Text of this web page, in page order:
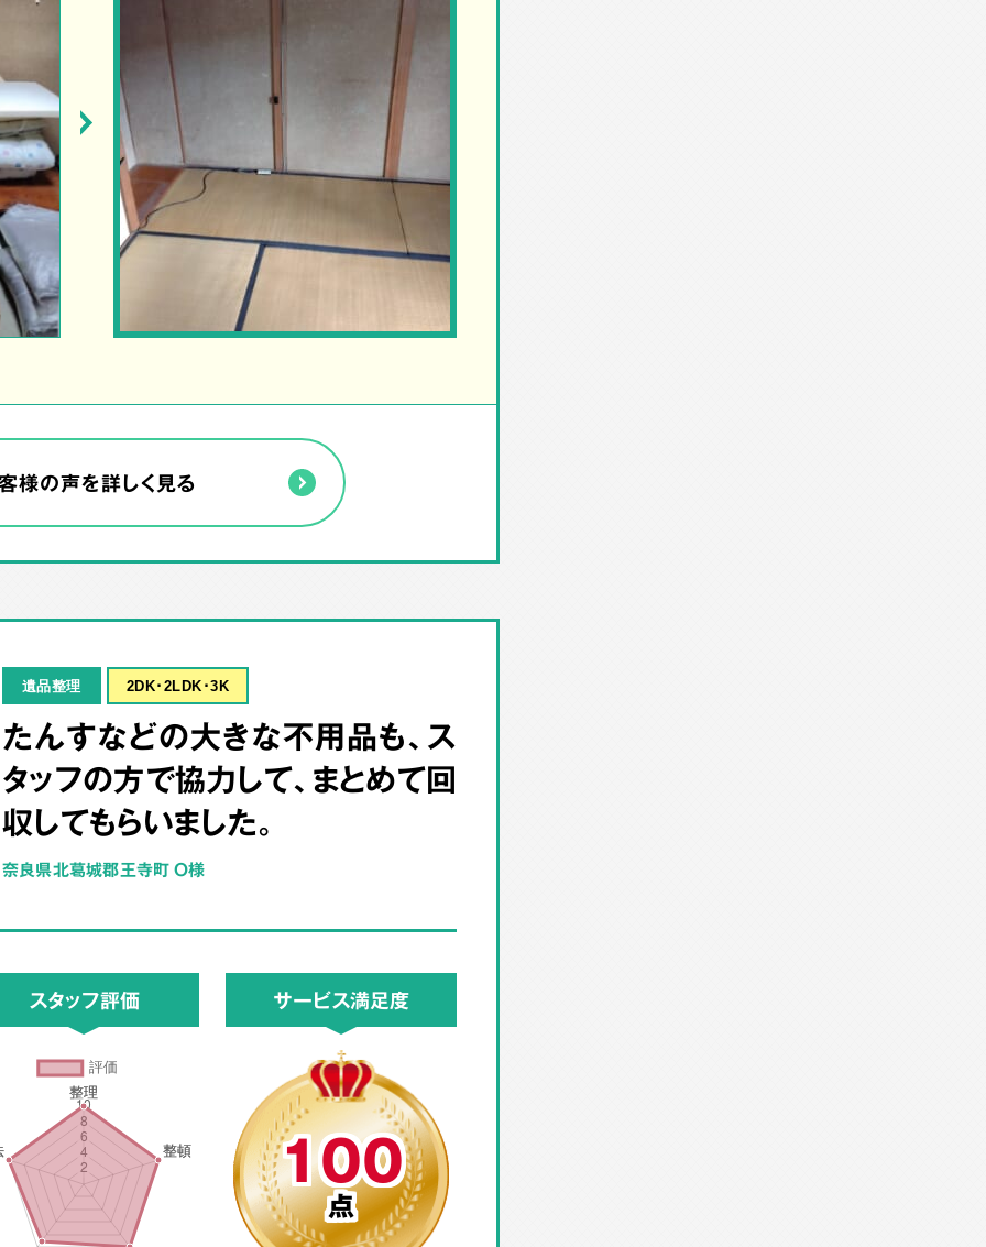
様の声を詳しく見る
遺品整理 2DK･2LDK･3K
たんすなどの大きな不用品も、ス
タッフの方で協力して、まとめて回
収してもらいました。
奈良県北葛城郡王寺町 O様
スタッフ評価 サービス満足度
100
点